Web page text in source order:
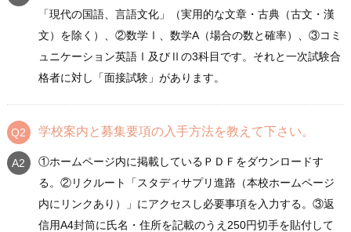
「現代の国語、言語文化」（実用的な文章・古典（古文・漢
文）を除く）、②数学Ⅰ、数学A（場合の数と確率）、③コミ
ュニケーション英語Ⅰ及びⅡの3科目です。それと一次試験合
格者に対し「面接試験」があります。
学校案内と募集要項の入手方法を教えて下さい。
①ホームページ内に掲載しているＰＤＦをダウンロードす
る。②リクルート「スタディサプリ進路（本校ホームページ
内にリンクあり）」にアクセスし必要事項を入力する。③返
信用A4封筒に氏名・住所を記載のうえ250円切手を貼付して